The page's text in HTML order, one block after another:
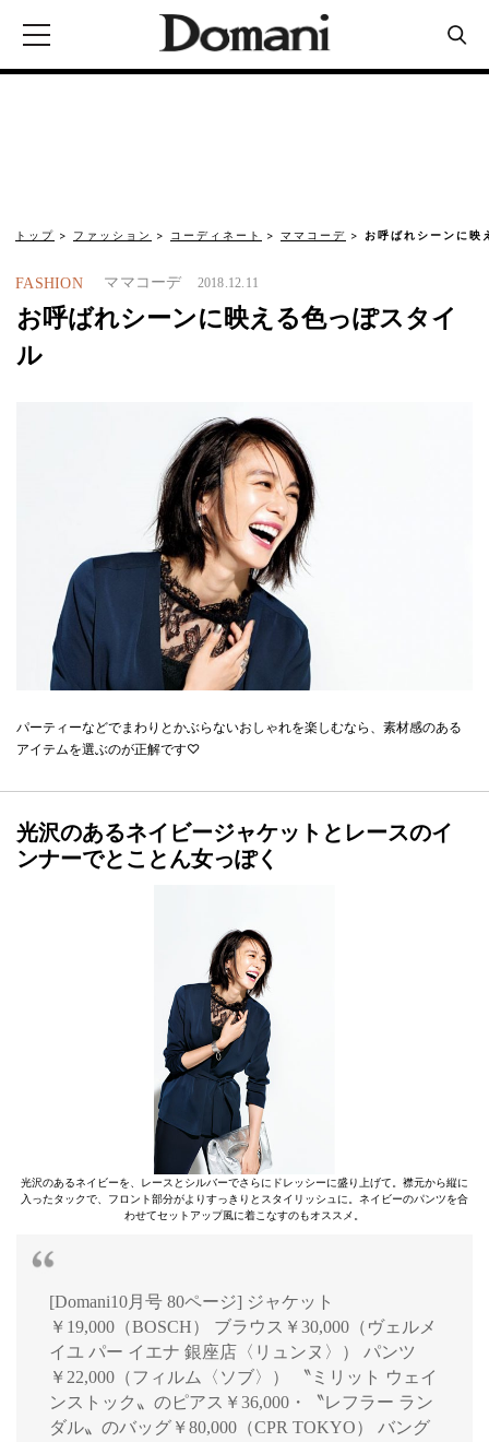
トップ ファッション コーディネート ママコーデ お呼ばれシーンに映
FASHION ママコーデ 2018.12.11
お呼ばれシーンに映える色っぽスタイ
ル
パーティーなどでまわりとかぶらないおしゃれを楽しむなら、素材感のある
アイテムを選ぶのが正解です♡
光沢のあるネイビージャケットとレースのイ
ンナーでとことん女っぽく
光沢のあるネイビーを、レースとシルバーでさらにドレッシーに盛り上げて。襟元から縦に
入ったタックで、フロント部分がよりすっきりとスタイリッシュに。ネイビーのパンツを合
わせてセットアップ風に着こなすのもオススメ。
[Domani10月号 80ページ] ジャケット
￥19,000（BOSCH） ブラウス￥30,000（ヴェルメ
イユ パー イエナ 銀座店〈リュンヌ〉） パンツ
￥22,000（フィルム〈ソブ〉） 〝ミリット ウェイ
ンストック〟のピアス￥36,000・〝レフラー ラン
ダル〟のバッグ￥80,000（CPR TOKYO） バング